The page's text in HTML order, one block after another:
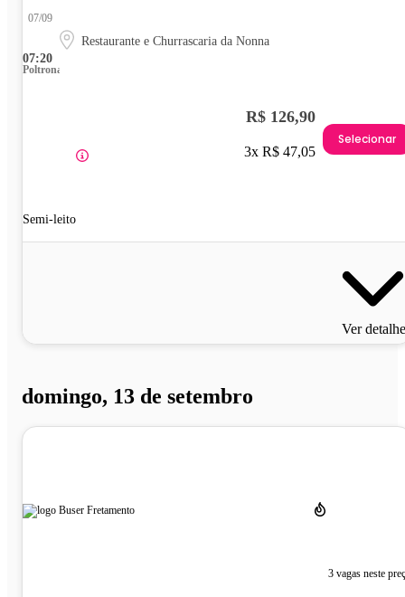
07:20
07/09
Restaurante e Churrascaria da Nonna
Poltrona
Semi-leito
R$ 126,90
3x R$ 47,05
Selecionar
Ver
domingo, 13 de setembro
3 vagas neste